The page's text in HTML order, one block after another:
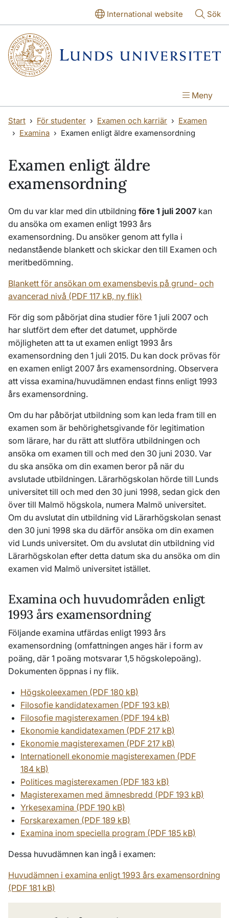
International website Sök
Meny
Start För studenter Examen och karriär
Examen
Examina
Examen enligt äldre examensordning
Examen enligt äldre
examensordning
Om du var klar med din utbildning före 1 juli 2007 kan
du ansöka om examen enligt 1993 års
examensordning. Du ansöker genom att fylla i
nedanstående blankett och skickar den till Examen och
meritbedömning.
Blankett för ansökan om examensbevis på grund- och
avancerad nivå (PDF 117 kB, ny flik)
För dig som påbörjat dina studier före 1 juli 2007 och
har slutfört dem efter det datumet, upphörde
möjligheten att ta ut examen enligt 1993 års
examensordning den 1 juli 2015. Du kan dock prövas för
en examen enligt 2007 års examensordning. Observera
att vissa examina/huvudämnen endast finns enligt 1993
års examensordning.
Om du har påbörjat utbildning som kan leda fram till en
examen som är behörighetsgivande för legitimation
som lärare, har du rätt att slutföra utbildningen och
ansöka om examen till och med den 30 juni 2030. Var
du ska ansöka om din examen beror på när du
avslutade utbildningen. Lärarhögskolan hörde till Lunds
universitet till och med den 30 juni 1998, sedan gick den
över till Malmö högskola, numera Malmö universitet.
Om du avslutat din utbildning vid Lärarhögskolan senast
den 30 juni 1998 ska du därför ansöka om din examen
vid Lunds universitet. Om du avslutat din utbildning vid
Lärarhögskolan efter detta datum ska du ansöka om din
examen vid Malmö universitet istället.
Examina och huvudområden enligt
1993 års examensordning
Följande examina utfärdas enligt 1993 års
examensordning (omfattningen anges här i form av
poäng, där 1 poäng motsvarar 1,5 högskolepoäng).
Dokumenten öppnas i ny flik.
Högskoleexamen (PDF 180 kB)
Filosofie kandidatexamen (PDF 193 kB)
Filosofie magisterexamen (PDF 194 kB)
Ekonomie kandidatexamen (PDF 217 kB)
Ekonomie magisterexamen (PDF 217 kB)
Internationell ekonomie magisterexamen (PDF
184 kB)
Politices magisterexamen (PDF 183 kB)
Magisterexamen med ämnesbredd (PDF 193 kB)
Yrkesexamina (PDF 190 kB)
Forskarexamen (PDF 189 kB)
Examina inom speciella program (PDF 185 kB)
Dessa huvudämnen kan ingå i examen:
Huvudämnen i examina enligt 1993 års examensordning
(PDF 181 kB)